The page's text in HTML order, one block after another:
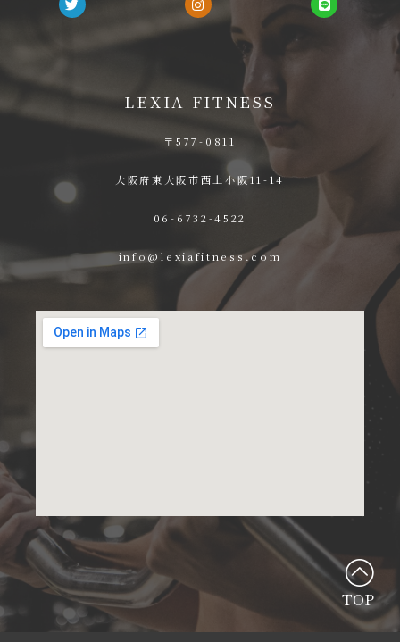
LEXIA FITNESS
〒577-0811
大阪府東大阪市西上小阪11-14
06-6732-4522
info@lexiafitness.com
TOP